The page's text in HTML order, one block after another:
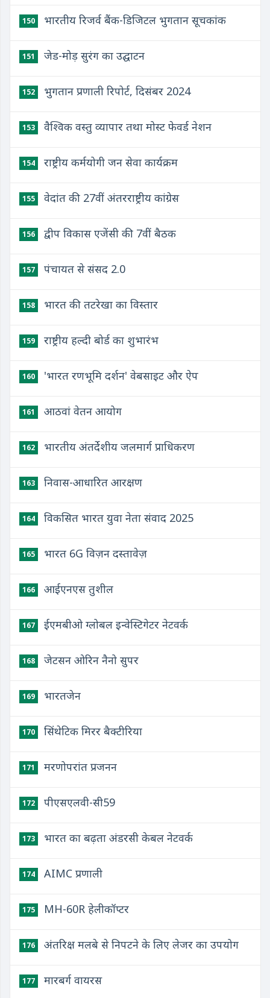
150 भारतीय रिजर्व बैंक-डिजिटल भुगतान सूचकांक
151 जेड-मोड़ सुरंग का उद्घाटन
152 भुगतान प्रणाली रिपोर्ट, दिसंबर 2024
153 वैश्विक वस्तु व्यापार तथा मोस्ट फेवर्ड नेशन
154 राष्ट्रीय कर्मयोगी जन सेवा कार्यक्रम
155 वेदांत की 27वीं अंतरराष्ट्रीय कांग्रेस
156 द्वीप विकास एजेंसी की 7वीं बैठक
157 पंचायत से संसद 2.0
158 भारत की तटरेखा का विस्तार
159 राष्ट्रीय हल्दी बोर्ड का शुभारंभ
160 'भारत रणभूमि दर्शन' वेबसाइट और ऐप
161 आठवां वेतन आयोग
162 भारतीय अंतर्देशीय जलमार्ग प्राधिकरण
163 निवास-आधारित आरक्षण
164 विकसित भारत युवा नेता संवाद 2025
165 भारत 6G विज़न दस्तावेज़
166 आईएनएस तुशील
167 ईएमबीओ ग्लोबल इन्वेस्टिगेटर नेटवर्क
168 जेटसन ओरिन नैनो सुपर
169 भारतजेन
170 सिंथेटिक मिरर बैक्टीरिया
171 मरणोपरांत प्रजनन
172 पीएसएलवी-सी59
173 भारत का बढ़ता अंडरसी केबल नेटवर्क
174 AIMC प्रणाली
175 MH-60R हेलीकॉप्टर
176 अंतरिक्ष मलबे से निपटने के लिए लेजर का उपयोग
177 मारबर्ग वायरस